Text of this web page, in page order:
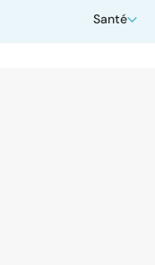
Santé